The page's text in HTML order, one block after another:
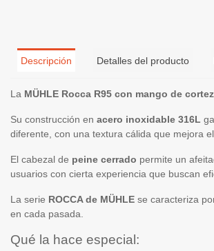
Descripción Detalles del producto
La MÜHLE Rocca R95 con mango de
Su construcción en acero inoxidable 316L
diferente, con una textura cálida que mejora
El cabezal de peine cerrado permite un
usuarios con cierta experiencia que buscan
La serie ROCCA de MÜHLE se caracteriza
en cada pasada.
Qué la hace especial: